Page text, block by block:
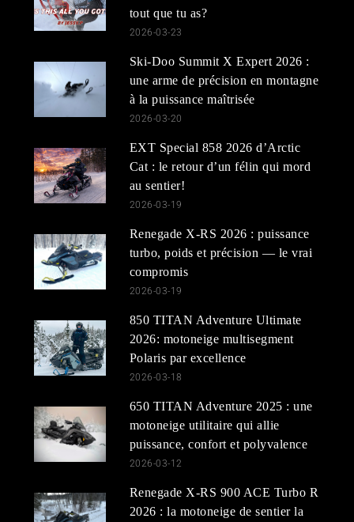
tout que tu as?
2026-03-23
Ski-Doo Summit X Expert 2026 :
une arme de précision en montagne
à la puissance maîtrisée
2026-03-20
EXT Special 858 2026 d’Arctic
Cat : le retour d’un félin qui mord
au sentier!
2026-03-19
Renegade X-RS 2026 : puissance
turbo, poids et précision — le vrai
compromis
2026-03-19
850 TITAN Adventure Ultimate
2026: motoneige multisegment
Polaris par excellence
2026-03-18
650 TITAN Adventure 2025 : une
motoneige utilitaire qui allie
puissance, confort et polyvalence
2026-03-12
Renegade X-RS 900 ACE Turbo R
2026 : la motoneige de sentier la